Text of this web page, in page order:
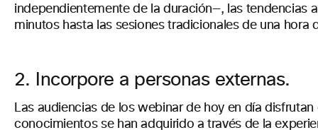
independientemente de la duración—, las tendencias
minutos hasta las sesiones tradicionales de una
2. Incorpore a personas externas.
Las audiencias de los webinar de hoy en día
conocimientos se han adquirido a través de la